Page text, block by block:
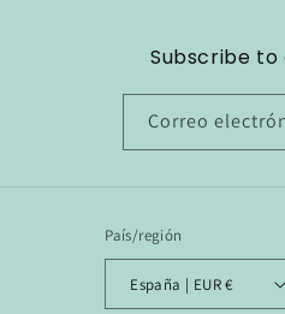
Subscribe to
Correo
País/región
España | EUR €